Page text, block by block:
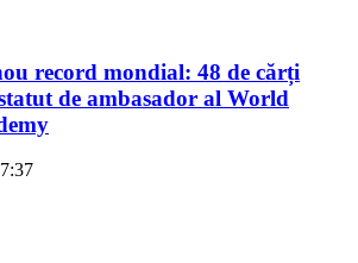
record mondial: 48 de cărți
de ambasador al World